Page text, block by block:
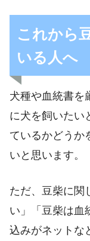
これから
いる人へ
犬種や血統書を
に犬を飼いたい
ているかどうか
いと思います。
ただ、豆柴に関
い」「豆柴は血
込みがネットな